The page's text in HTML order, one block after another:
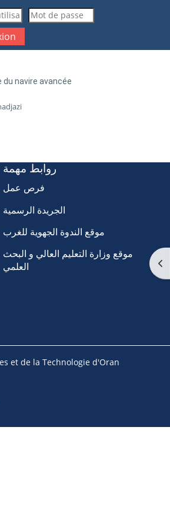
la saisie de recherche
navire avancée
روابط مهمة
فرص عمل
الجريدة الرسمية
موقع الندوة الجهوية للغرب
موقع وزارة التعليم العالي و البحث
العلمي
et de la Technologie d'Oran